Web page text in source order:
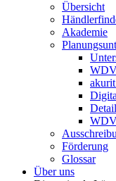
Übersicht
Akademie
Förderung
Glossar
Über uns